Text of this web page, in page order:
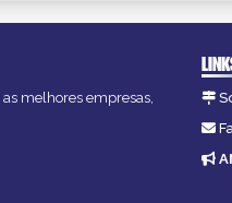
melhores empresas,